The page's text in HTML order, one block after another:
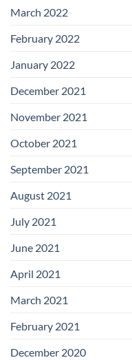
March 2022
February 2022
January 2022
December 2021
November 2021
October 2021
September 2021
August 2021
July 2021
June 2021
April 2021
March 2021
February 2021
December 2020